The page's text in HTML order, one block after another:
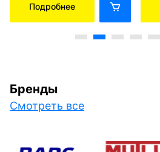
Подробнее
Бренды
Смотреть все